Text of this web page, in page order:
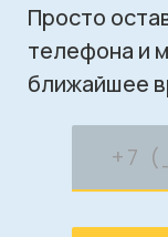
Просто
телефона и
ближайшее